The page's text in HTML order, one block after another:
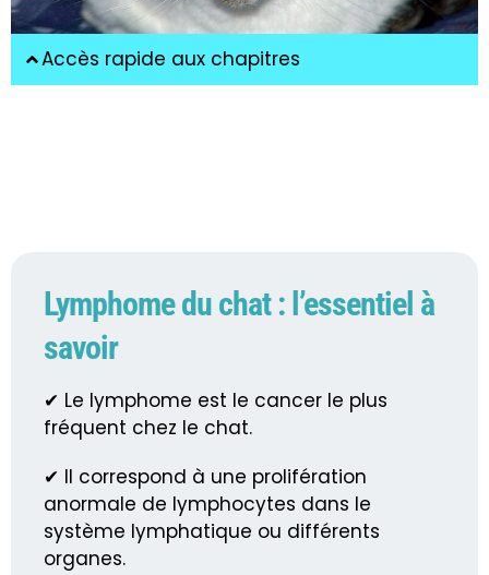
Accès rapide aux chapitres
Lymphome du chat : l’essentiel à
savoir
✔ Le lymphome est le cancer le plus
fréquent chez le chat.
✔ Il correspond à une prolifération
anormale de lymphocytes dans le
système lymphatique ou différents
organes.